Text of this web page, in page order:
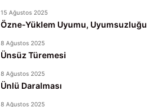
15 Ağustos 2025
Özne-Yüklem Uyumu, Uyumsuzluğu
8 Ağustos 2025
Ünsüz Türemesi
8 Ağustos 2025
Ünlü Daralması
8 Ağustos 2025